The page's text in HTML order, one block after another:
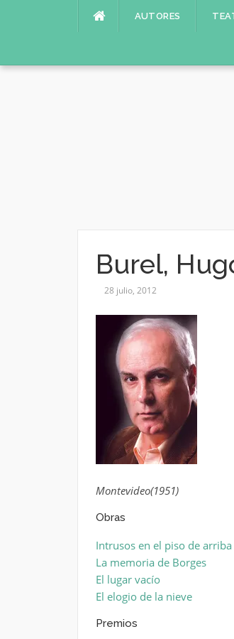
AUTORES
Burel,
28 julio, 2012
Montevideo(1951)
Obras
Intrusos en el piso de arriba
La memoria de Borges
El lugar vacío
El elogio de la nieve
Premios